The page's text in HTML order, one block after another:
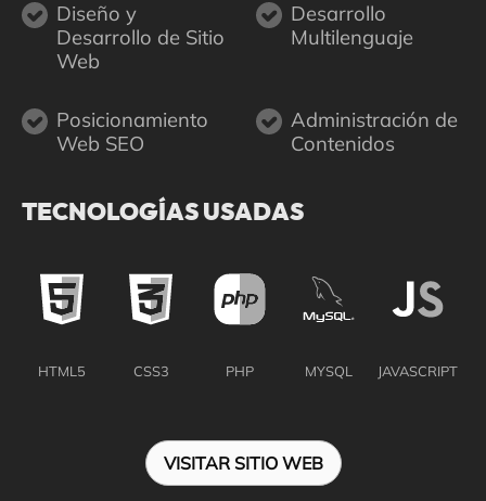
Diseño y
Desarrollo de Sitio
Web
Desarrollo
Multilenguaje
Posicionamiento
Web SEO
Administración de
Contenidos
TECNOLOGÍAS USADAS
HTML5 CSS3 PHP MYSQL JAVASCRIPT
VISITAR SITIO WEB